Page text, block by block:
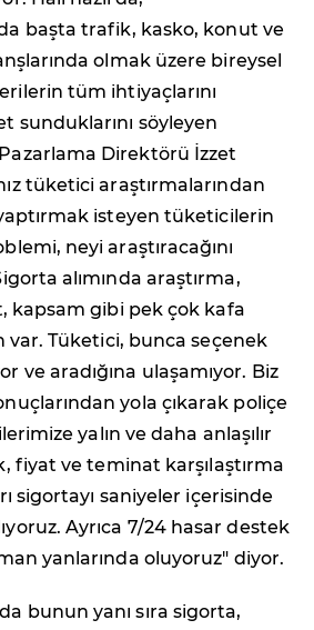
başta trafik, kasko, konut ve
olmak üzere bireysel
tüm ihtiyaçlarını
sunduklarını söyleyen
Direktörü İzzet
tüketici araştırmalarından
isteyen tüketicilerin
neyi araştıracağını
alımında araştırma,
kapsam gibi pek çok kafa
var. Tüketici, bunca seçenek
ve aradığına ulaşamıyor. Biz
yola çıkarak poliçe
yalın ve daha anlaşılır
fiyat ve teminat karşılaştırma
sigortayı saniyeler içerisinde
Ayrıca 7/24 hasar destek
yanlarında oluyoruz" diyor.
bunun yanı sıra sigorta,